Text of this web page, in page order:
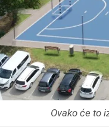
Ovako će to